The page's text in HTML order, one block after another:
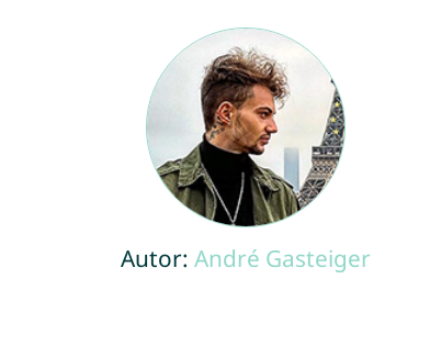
Autor: André Gasteiger